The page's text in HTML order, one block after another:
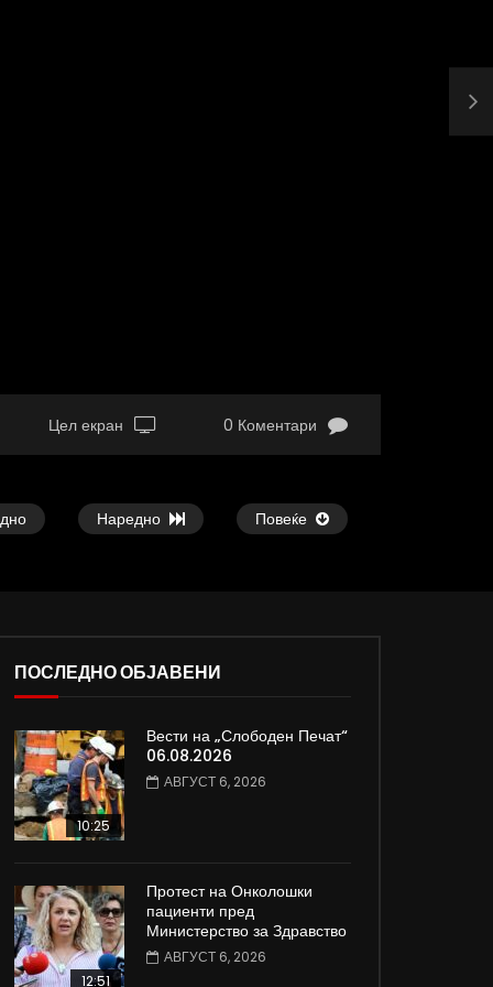
Цел екран 0 Коментари
Наредно Повеќе
16:40
Андоновиќ: Зеленски ја обвинува Кина
дека ѝ дава на Русија технологија за
производство на дронови
АПРИЛ 23, 2025
0
839
ПОСЛЕДНО ОБЈАВЕНИ
10:25
Вести на „Слободен Печат“
06.08.2026
АВГУСТ 6, 2026
12:51
Протест на Онколошки
пациенти пред
Министерство за Здравство
АВГУСТ 6, 2026